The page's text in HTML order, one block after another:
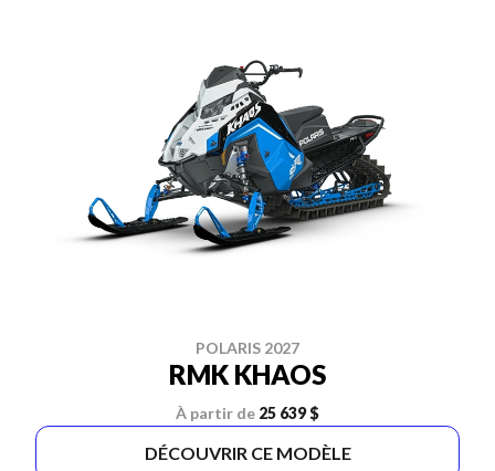
POLARIS 2027
RMK KHAOS
À partir de 25 639 $
DÉCOUVRIR CE MODÈLE